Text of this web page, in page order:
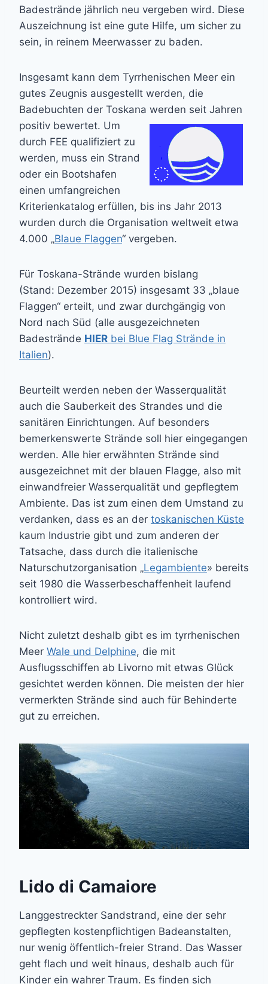
Badestrände jährlich neu vergeben wird. Diese
Auszeichnung ist eine gute Hilfe, um sicher zu
sein, in reinem Meerwasser zu baden.
Insgesamt kann dem Tyrrhenischen Meer ein
gutes Zeugnis ausgestellt werden, die
Badebuchten der Toskana werden seit Jahren
positiv bewertet. Um
durch FEE qualifiziert zu
werden, muss ein Strand
oder ein Bootshafen
einen umfangreichen
Kriterienkatalog erfüllen, bis ins Jahr 2013
wurden durch die Organisation weltweit etwa
4.000 „Blaue Flaggen“ vergeben.
Für Toskana-Strände wurden bislang
(Stand: Dezember 2015) insgesamt 33 „blaue
Flaggen“ erteilt, und zwar durchgängig von
Nord nach Süd (alle ausgezeichneten
Badestrände HIER bei Blue Flag Strände in
Italien).
Beurteilt werden neben der Wasserqualität
auch die Sauberkeit des Strandes und die
sanitären Einrichtungen. Auf besonders
bemerkenswerte Strände soll hier eingegangen
werden. Alle hier erwähnten Strände sind
ausgezeichnet mit der blauen Flagge, also mit
einwandfreier Wasserqualität und gepflegtem
Ambiente. Das ist zum einen dem Umstand zu
verdanken, dass es an der toskanischen Küste
kaum Industrie gibt und zum anderen der
Tatsache, dass durch die italienische
Naturschutzorganisation „Legambiente» bereits
seit 1980 die Wasserbeschaffenheit laufend
kontrolliert wird.
Nicht zuletzt deshalb gibt es im tyrrhenischen
Meer Wale und Delphine, die mit
Ausflugsschiffen ab Livorno mit etwas Glück
gesichtet werden können. Die meisten der hier
vermerkten Strände sind auch für Behinderte
gut zu erreichen.
Lido di Camaiore
Langgestreckter Sandstrand, eine der sehr
gepflegten kostenpflichtigen Badeanstalten,
nur wenig öffentlich-freier Strand. Das Wasser
geht flach und weit hinaus, deshalb auch für
Kinder ein wahrer Traum. Es finden sich